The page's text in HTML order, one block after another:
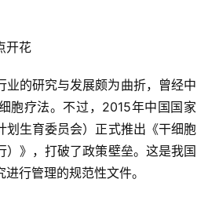
开花
业的研究与发展颇为曲折，曾经中
胞疗法。不过，2015年中国国家
划生育委员会）正式推出《干细胞
）》，打破了政策壁垒。这是我国
行管理的规范性文件。